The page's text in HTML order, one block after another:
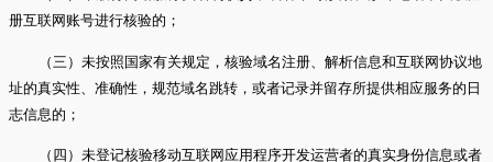
册互联网账号进行核验的；
（三）未按照国家有关规定，核验域名注册、解析信息和互联网协议地
址的真实性、准确性，规范域名跳转，或者记录并留存所提供相应服务的日
志信息的；
（四）未登记核验移动互联网应用程序开发运营者的真实身份信息或者